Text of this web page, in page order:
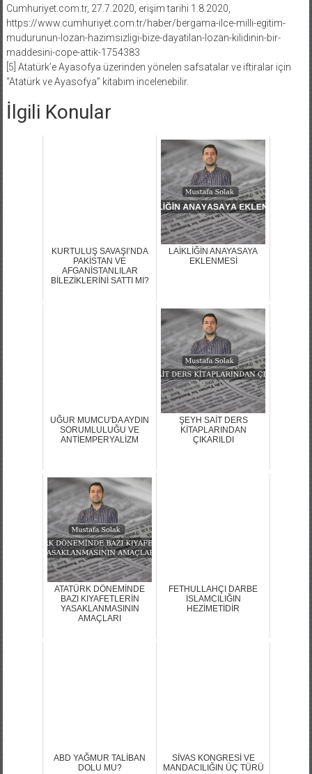
Cumhuriyet.com.tr, 27.7.2020, erişim tarihi 1.8.2020,
https://www.cumhuriyet.com.tr/haber/bergama-ilce-milli-egitim-
mudurunun-lozan-hazimsizligi-bize-dayatilan-lozan-kilidinin-bir-
maddesini-cope-attik-1754383
[5] Atatürk’e Ayasofya üzerinden yönelen safsatalar ve iftiralar için
“Atatürk ve Ayasofya” kitabım incelenebilir.
İlgili Konular
KURTULUŞ SAVAŞI’NDA
PAKİSTAN VE
AFGANİSTANLILAR
BİLEZİKLERİNİ SATTI MI?
LAİKLİĞİN ANAYASAYA
EKLENMESİ
UĞUR MUMCU'DA AYDIN
SORUMLULUĞU VE
ANTİEMPERYALİZM
ŞEYH SAİT DERS
KİTAPLARINDAN
ÇIKARILDI
ATATÜRK DÖNEMİNDE
BAZI KIYAFETLERİN
YASAKLANMASININ
AMAÇLARI
FETHULLAHÇI DARBE
İSLAMCILIĞIN
HEZİMETİDİR
ABD YAĞMUR TALİBAN
DOLU MU?
SİVAS KONGRESİ VE
MANDACILIĞIN ÜÇ TÜRÜ